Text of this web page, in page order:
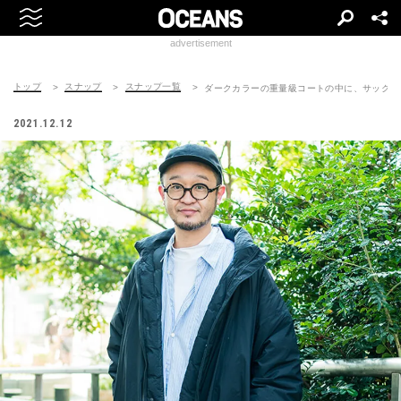
advertisement
トップ スナップ スナップ一覧 ダークカラーの重量級コートの中に、サック
2021.12.12